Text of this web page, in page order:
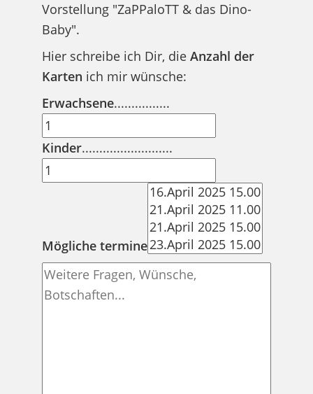
Vorstellung "ZaPPaloTT & das Dino-
Baby".
Hier schreibe ich Dir, die Anzahl der
Karten ich mir wünsche:
Erwachsene................
Kinder..........................
Mögliche termine